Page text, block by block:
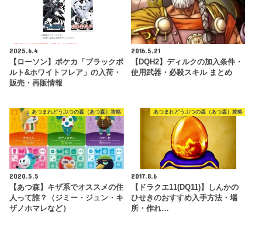
2025.6.4
【ローソン】ポケカ「ブラックボ
ルト&ホワイトフレア」の入荷・
販売・再販情報
2016.5.21
【DQH2】ディルクの加入条件・
使用武器・必殺スキル まとめ
あつまれどうぶつの森（あつ森）攻略
2020.5.5
【あつ森】キザ系でオススメの住
人って誰？（ジミー・ジュン・キ
ザノホマレなど）
あつまれどうぶつの森（あつ森）攻略
2017.8.6
【ドラクエ11(DQ11)】しんかの
ひせきのおすすめ入手方法・場
所・作れ…